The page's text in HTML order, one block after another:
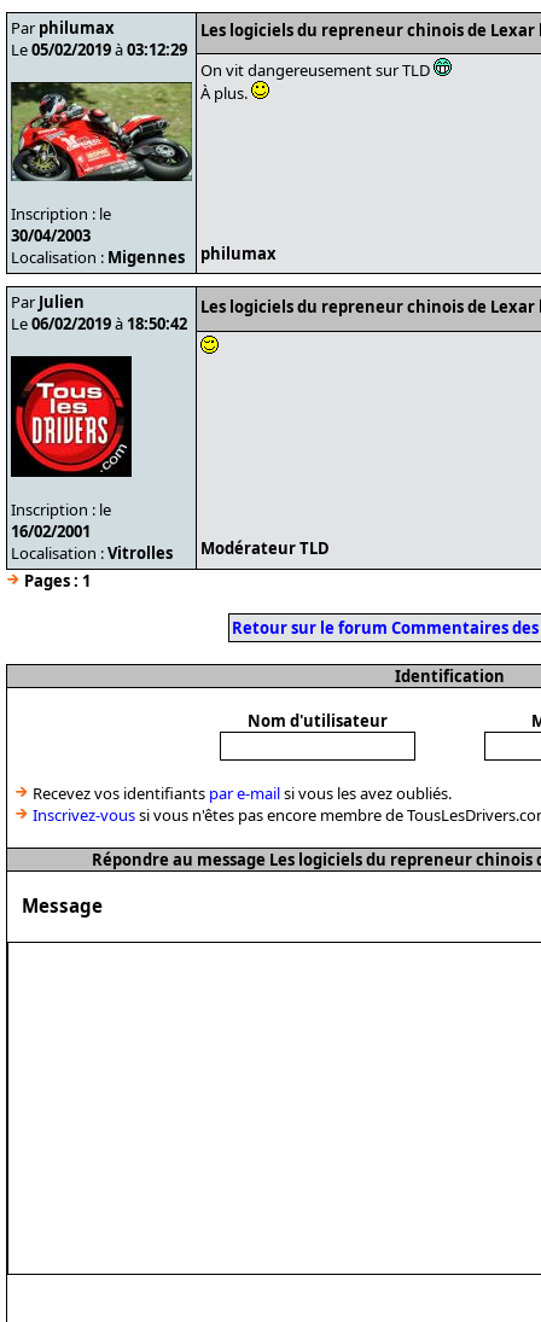
Par philumax
Le05/02/2019à03:12:29
Inscription : le
30/04/2003
Localisation : Migennes
Les logiciels du repreneur chinois de Lexar
On vit dangereusement sur TLD
À plus.
philumax
Par Julien
Le06/02/2019à 18:50:42
Inscription : le
16/02/2001
Localisation :Vitrolles
Les logiciels du repreneur chinois de Lexar
Modérateur TLD
Pages : 1
Retour sur le forum Commentaires
Identification
Nom d'utilisateur
Recevez vos identifiants par e-mailsi vous les avez oubliés.
Inscrivez-voussi vous n'êtes pas encore membre de
Répondre au message Les logiciels du repreneur chinois
Message